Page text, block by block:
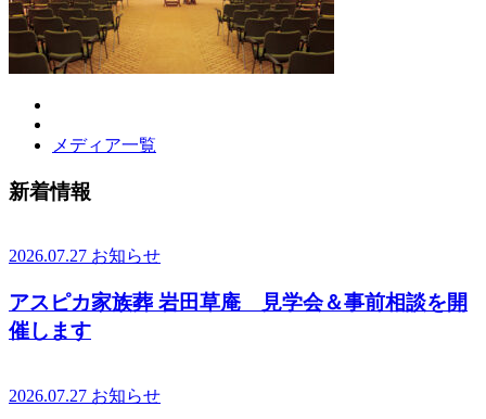
メディア一覧
新着情報
2026.07.27 お知らせ
アスピカ家族葬 岩田草庵 見学会＆事前相談を開
催します
2026.07.27 お知らせ